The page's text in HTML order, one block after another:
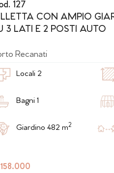
127
CON AMPIO
3 LATI E 2 POSTI AUTO
Recanati
Locali 2
Bagni 1
Giardino 482 m2